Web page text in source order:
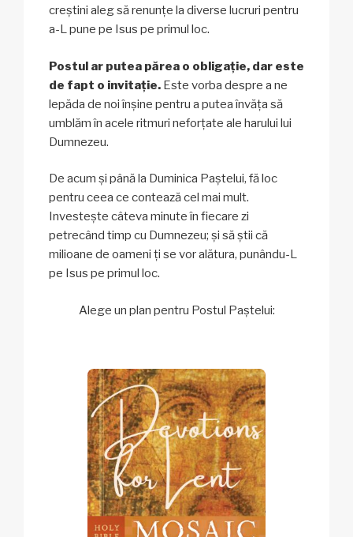
creștini aleg să renunțe la diverse lucruri pentru
a-L pune pe Isus pe primul loc.
Postul ar putea părea o obligație, dar este
de fapt o invitație. Este vorba despre a ne
lepăda de noi înșine pentru a putea învăța să
umblăm în acele ritmuri neforțate ale harului lui
Dumnezeu.
De acum și până la Duminica Paștelui, fă loc
pentru ceea ce contează cel mai mult.
Investește câteva minute în fiecare zi
petrecând timp cu Dumnezeu; și să știi că
milioane de oameni ți se vor alătura, punându-L
pe Isus pe primul loc.
Alege un plan pentru Postul Paștelui: